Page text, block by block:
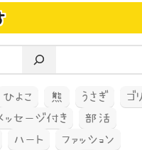
ひよこ 熊 うさぎ
ゴ
ッセージ付き
部活
ハート
ファッション